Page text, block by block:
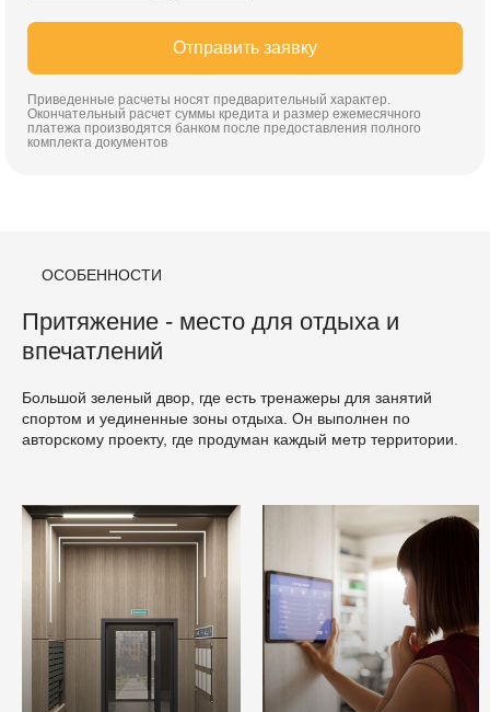
Отправить заявку
Приведенные расчеты носят предварительный характер.
Окончательный расчет суммы кредита и размер ежемесячного
платежа производятся банком после предоставления полного
комплекта документов
ОСОБЕННОСТИ
Притяжение - место для отдыха и
впечатлений
Большой зеленый двор, где есть тренажеры для занятий
спортом и уединенные зоны отдыха. Он выполнен по
авторскому проекту, где продуман каждый метр территории.